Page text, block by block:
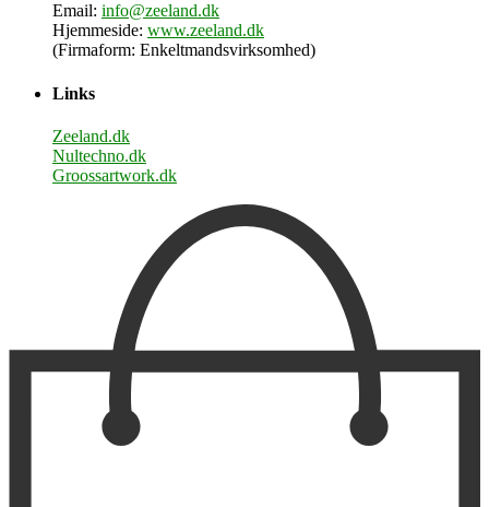
Email: info@zeeland.dk
Hjemmeside: www.zeeland.dk
(Firmaform: Enkeltmandsvirksomhed)
Links
Zeeland.dk
Nultechno.dk
Groossartwork.dk